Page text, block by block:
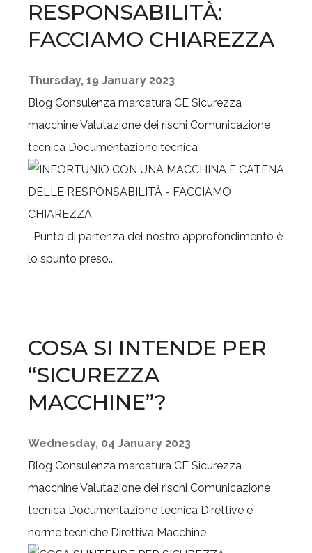
RESPONSABILITÀ:
FACCIAMO CHIAREZZA
Thursday, 19 January 2023
Blog Consulenza marcatura CE Sicurezza
macchineValutazione dei rischi Comunicazione
tecnica Documentazione tecnica
Punto di partenza del nostro approfondimento è
lo spunto preso...
COSA SI INTENDE PER
“SICUREZZA
MACCHINE”?
Wednesday, 04 January 2023
Blog Consulenza marcatura CE Sicurezza
macchineValutazione dei rischi Comunicazione
tecnica Documentazione tecnica Direttive e
norme tecniche Direttiva Macchine